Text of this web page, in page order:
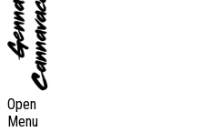
Open
Menu